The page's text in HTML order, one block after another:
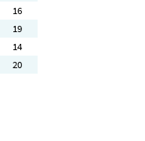
16
19
14
20